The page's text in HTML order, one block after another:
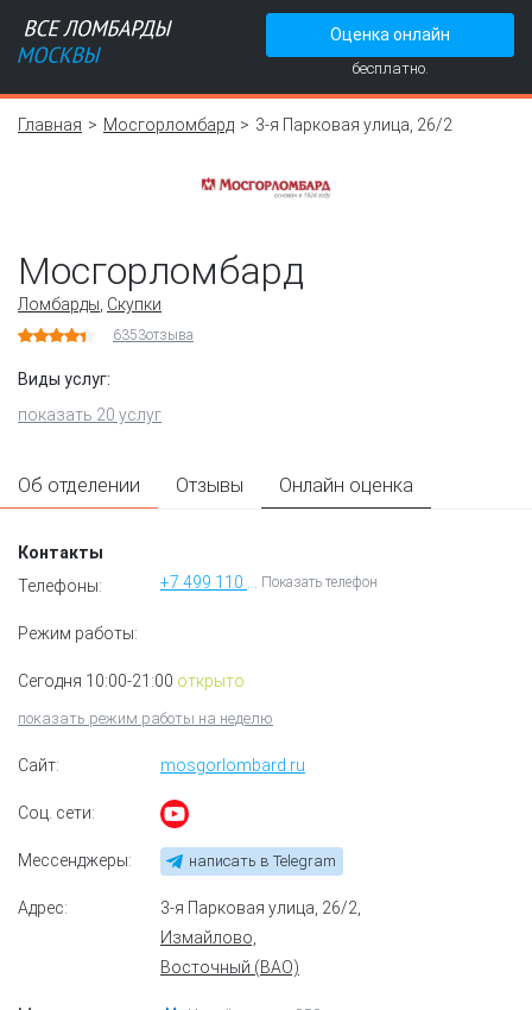
Оценка онлайн
бесплатно.
Главная Мосгорломбард 3-я Парковая улица, 26/2
Мосгорломбард
Ломбарды Скупки
6353отзыва
Виды услуг:
показать 20 услуг
Об отделении Отзывы Онлайн оценка
Контакты
Телефоны:
Показать телефон
Режим работы:
Сегодня 10:00-21:00 открыто
показать режим работы на неделю
Сайт: mosgorlombard.ru
Соц. сети:
Мессенджеры: написать в Telegram
Адрес: 3-я Парковая улица, 26/2
Измайлово,
Восточный (ВАО)